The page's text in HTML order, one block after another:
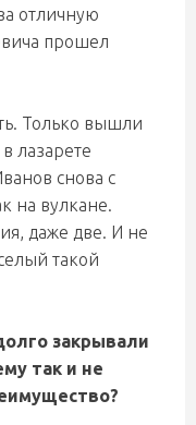
отличную
прошел
Только вышли
лазарете
снова с
на вулкане.
даже две. И не
такой
закрывали
так и не